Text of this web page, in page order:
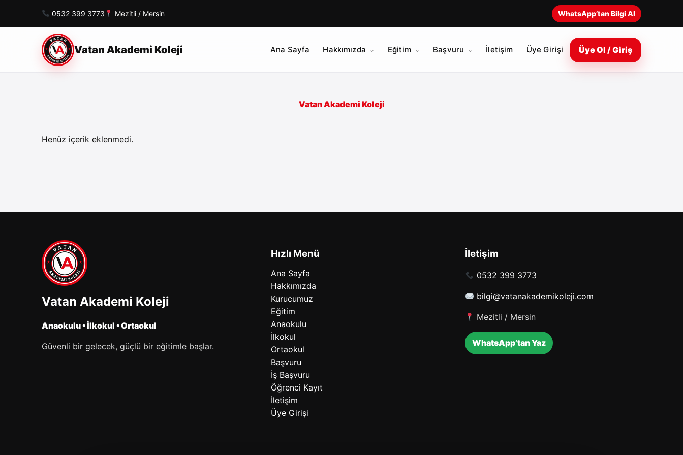
0532 399 3773 Mezitli / Mersin WhatsApp’tan Bilgi Al
Vatan Akademi Koleji Ana Sayfa Hakkımızda Eğitim Başvuru İletişim Üye Girişi Üye Ol / Giriş
Vatan Akademi Koleji
Henüz içerik eklenmedi.
Vatan Akademi Koleji
Anaokulu • İlkokul • Ortaokul
Güvenli bir gelecek, güçlü bir eğitimle başlar.
Hızlı Menü
Ana Sayfa
Hakkımızda
Kurucumuz
Eğitim
Anaokulu
İlkokul
Ortaokul
Başvuru
İş Başvuru
Öğrenci Kayıt
İletişim
Üye Girişi
İletişim
0532 399 3773
bilgi@vatanakademikoleji.com
Mezitli / Mersin
WhatsApp’tan Yaz